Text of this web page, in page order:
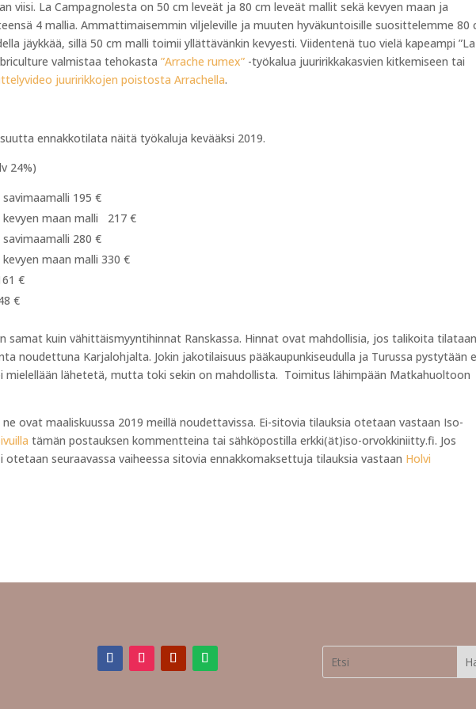
viisi. La Campagnolesta on 50 cm leveät ja 80 cm leveät mallit sekä kevyen maan ja
4 mallia. Ammattimaisemmin viljeleville ja muuten hyväkuntoisille suosittelemme 80
jäykkää, sillä 50 cm malli toimii yllättävänkin kevyesti. Viidentenä tuo vielä kapeampi ”La
valmistaa tehokasta”Arrache rumex” -työkalua juuririkkakasvien kitkemiseen tai
juuririkkojen poistosta Arrachella.
ennakkotilata näitä työkaluja kevääksi 2019.
24%)
savimaamalli 195 €
kevyen maan malli 217 €
280 €
maan malli 330 €
€
€
samat kuin vähittäismyyntihinnat Ranskassa. Hinnat ovat mahdollisia, jos talikoita
noudettuna Karjalohjalta. Jokin jakotilaisuus pääkaupunkiseudulla ja Turussa pystytään
mielellään lähetetä, mutta toki sekin on mahdollista. Toimitus lähimpään Matkahuoltoon
ovat maaliskuussa 2019 meillä noudettavissa. Ei-sitovia tilauksia otetaan vastaan Iso-
tämän postauksen kommentteina tai sähköpostilla erkki(ät)iso-orvokkiniitty.fi. Jos
seuraavassa vaiheessa sitovia ennakkomaksettuja tilauksia vastaan Holvi